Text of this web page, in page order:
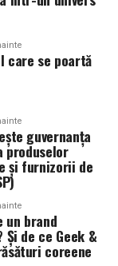
capacitatea de
look
strica
bine realizat.
auto
nu sunt doar
Publicul
modul in
si
si uzura
a unei
care se poartă
guvernanța
produselor
și furnizorii de
un brand
de ce Geek &
coreene